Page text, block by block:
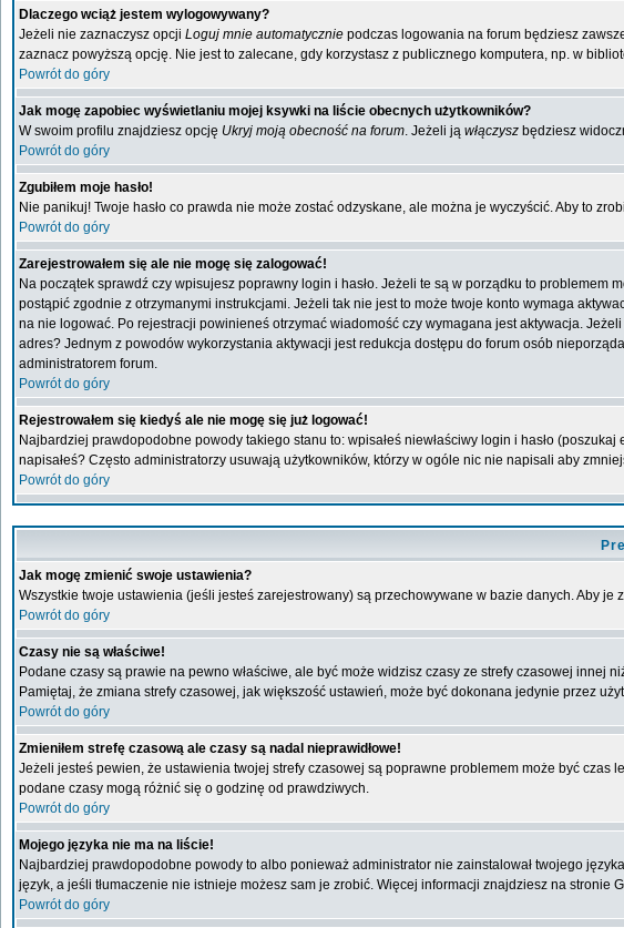
Dlaczego wciąż jestem wylogowywany?
Jeżeli nie zaznaczysz opcji Loguj mnie automatycznie podczas logowania na forum będziesz
zaznacz powyższą opcję. Nie jest to zalecane, gdy korzystasz z publicznego komputera, np. w
Powrót do góry
Jak mogę zapobiec wyświetlaniu mojej ksywki na liście obecnych użytkowników?
W swoim profilu znajdziesz opcję Ukryj moją obecność na forum. Jeżeli ją włączysz będziesz
Powrót do góry
Zgubiłem moje hasło!
Nie panikuj! Twoje hasło co prawda nie może zostać odzyskane, ale można je wyczyścić. Aby to
Powrót do góry
Zarejestrowałem się ale nie mogę się zalogować!
Na początek sprawdź czy wpisujesz poprawny login i hasło. Jeżeli te są w porządku to problemem
postąpić zgodnie z otrzymanymi instrukcjami. Jeżeli tak nie jest to może twoje konto wymaga
na nie logować. Po rejestracji powinieneś otrzymać wiadomość czy wymagana jest aktywacja.
adres? Jednym z powodów wykorzystania aktywacji jest redukcja dostępu do forum osób
administratorem forum.
Powrót do góry
Rejestrowałem się kiedyś ale nie mogę się już logować!
Najbardziej prawdopodobne powody takiego stanu to: wpisałeś niewłaściwy login i hasło
napisałeś? Często administratorzy usuwają użytkowników, którzy w ogóle nic nie napisali aby
Powrót do góry
Jak mogę zmienić swoje ustawienia?
Wszystkie twoje ustawienia (jeśli jesteś zarejestrowany) są przechowywane w bazie danych. Aby je
Powrót do góry
Czasy nie są właściwe!
Podane czasy są prawie na pewno właściwe, ale być może widzisz czasy ze strefy czasowej
Pamiętaj, że zmiana strefy czasowej, jak większość ustawień, może być dokonana jedynie przez
Powrót do góry
Zmieniłem strefę czasową ale czasy są nadal nieprawidłowe!
Jeżeli jesteś pewien, że ustawienia twojej strefy czasowej są poprawne problemem może być
podane czasy mogą różnić się o godzinę od prawdziwych.
Powrót do góry
Mojego języka nie ma na liście!
Najbardziej prawdopodobne powody to albo ponieważ administrator nie zainstalował twojego
język, a jeśli tłumaczenie nie istnieje możesz sam je zrobić. Więcej informacji znajdziesz na stronie
Powrót do góry